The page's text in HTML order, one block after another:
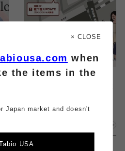
2026.07.15
× CLOSE
when
the items in the
Japan market and doesn't
USA